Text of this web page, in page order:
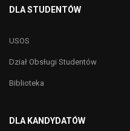
DLA STUDENTÓW
USOS
Dział Obsługi Studentów
Biblioteka
DLA KANDYDATÓW